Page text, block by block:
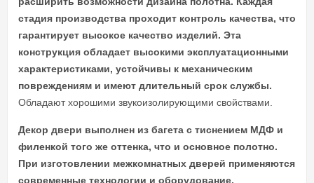
стадия производства проходит контроль качества, что
гарантирует высокое качество изделий. Эта
конструкция обладает высокими эксплуатационными
характеристиками, устойчивы к механическим
повреждениям и имеют длительный срок службы.
Обладают хорошими звукоизолирующими свойствами.
Декор двери выполнен из багета с тиснением МДФ и
филенкой того же оттенка, что и основное полотно.
При изготовлении межкомнатных дверей применяются
современные технологии и оборудование,